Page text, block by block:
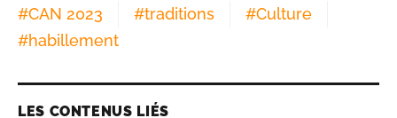
#CAN 2023 #traditions #Culture
#habillement
LES CONTENUS LIÉS